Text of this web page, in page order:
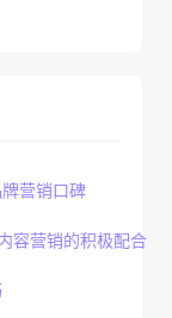
营销口碑
容营销的积极配合